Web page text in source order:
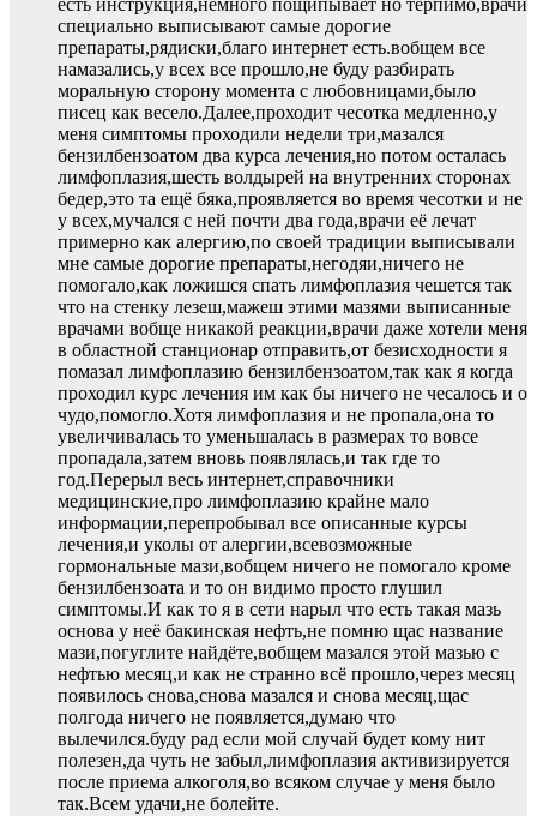
есть инструкция,немного пощипывает но терпимо,врачи
специально выписывают самые дорогие
препараты,рядиски,благо интернет есть.вобщем все
намазались,у всех все прошло,не буду разбирать
моральную сторону момента с любовницами,было
писец как весело.Далее,проходит чесотка медленно,у
меня симптомы проходили недели три,мазался
бензилбензоатом два курса лечения,но потом осталась
лимфоплазия,шесть волдырей на внутренних сторонах
бедер,это та ещё бяка,проявляется во время чесотки и не
у всех,мучался с ней почти два года,врачи её лечат
примерно как алергию,по своей традиции выписывали
мне самые дорогие препараты,негодяи,ничего не
помогало,как ложишся спать лимфоплазия чешется так
что на стенку лезеш,мажеш этими мазями выписанные
врачами вобще никакой реакции,врачи даже хотели меня
в областной станционар отправить,от безисходности я
помазал лимфоплазию бензилбензоатом,так как я когда
проходил курс лечения им как бы ничего не чесалось и о
чудо,помогло.Хотя лимфоплазия и не пропала,она то
увеличивалась то уменьшалась в размерах то вовсе
пропадала,затем вновь появлялась,и так где то
год.Перерыл весь интернет,справочники
медицинские,про лимфоплазию крайне мало
информации,перепробывал все описанные курсы
лечения,и уколы от алергии,всевозможные
гормональные мази,вобщем ничего не помогало кроме
бензилбензоата и то он видимо просто глушил
симптомы.И как то я в сети нарыл что есть такая мазь
основа у неё бакинская нефть,не помню щас название
мази,погуглите найдёте,вобщем мазался этой мазью с
нефтью месяц,и как не странно всё прошло,через месяц
появилось снова,снова мазался и снова месяц,щас
полгода ничего не появляется,думаю что
вылечился.буду рад если мой случай будет кому нит
полезен,да чуть не забыл,лимфоплазия активизируется
после приема алкоголя,во всяком случае у меня было
так.Всем удачи,не болейте.